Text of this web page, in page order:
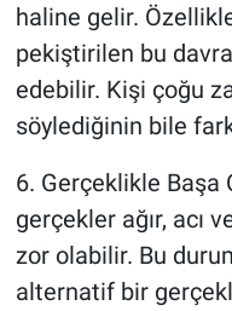
haline gelir.
pekiştirilen bu
edebilir. Kişi çoğu
söylediğinin bile
6. Gerçeklikle Başa
gerçekler ağır, acı
zor olabilir. Bu
alternatif bir